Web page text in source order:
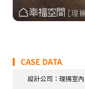
▎CASE DATA
設計公司：理揚室